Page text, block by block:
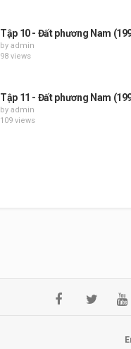
Tập 10 - Đất phương Nam
by admin
98 views
Tập 11 - Đất phương Nam
by admin
109 views